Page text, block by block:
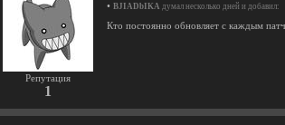
Репутация
1
• BJIADbIKA думал несколько дней и добавил:
Кто постоянно обновляет с каждым